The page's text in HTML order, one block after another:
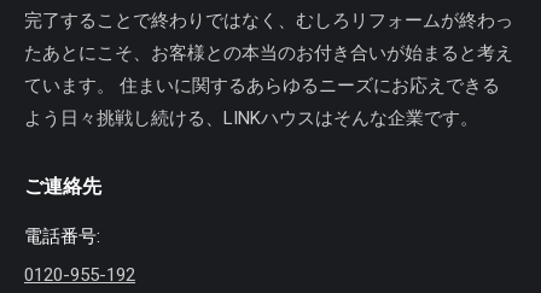
完了することで終わりではなく、むしろリフォームが終わっ
たあとにこそ、お客様との本当のお付き合いが始まると考え
ています。 住まいに関するあらゆるニーズにお応えできる
よう日々挑戦し続ける、LINKハウスはそんな企業です。
ご連絡先
電話番号:
0120-955-192